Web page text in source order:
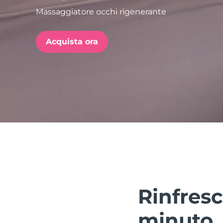
Massaggiatore occhi rigenerante
Acquista ora
issa™ Teeth Whitening Set
POPOLARE